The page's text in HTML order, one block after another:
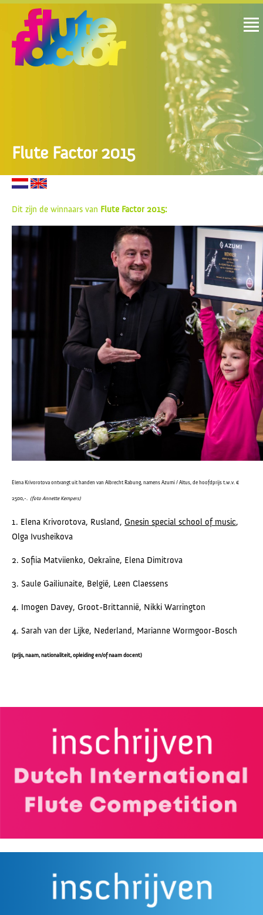
Flute Factor 2015
Dit zijn de winnaars van Flute Factor 2015:
Elena Krivorotova ontvangt uit handen van Albrecht Rabung, namens Azumi / Altus, de hoofdprijs t.w.v. €
2500,-. (foto Annette Kempers)
1. Elena Krivorotova, Rusland, Gnesin special school of music,
Olga Ivusheikova
2. Sofiia Matviienko, Oekraïne, Elena Dimitrova
3. Saule Gailiunaite, België, Leen Claessens
4. Imogen Davey, Groot-Brittannië, Nikki Warrington
4. Sarah van der Lijke, Nederland, Marianne Wormgoor-Bosch
(prijs, naam, nationaliteit, opleiding en/of naam docent)